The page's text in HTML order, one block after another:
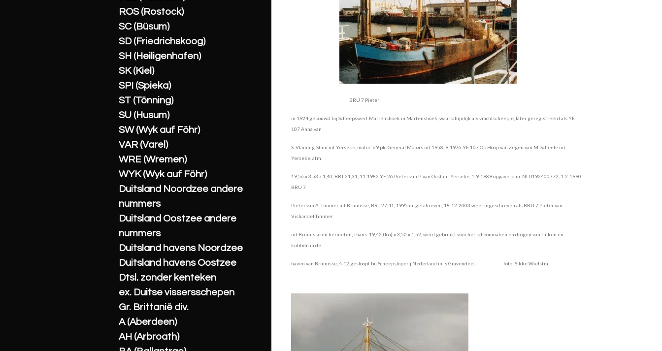
BRU 7 Pieter
in 1924 gebouwd bij Scheepswerf Martenshoek in Martenshoek, waarschijnlijk als vrachtscheepje, later geregistreerd als YE
107 Anna van
S. Vlaming-Stam uit Yerseke, motor: 69 pk. General Motors uit 1958, 9-1976 YE 107 Op Hoop van Zegen van M. Scheele uit
Yerseke, afm.
19,56 x 3,53 x 1,40, BRT 21,31, 11-1982 YE 26 Pieter van P. van Oost uit Yerseke, 1-9-1989 opgave id nr. NLD192400772, 1-2-1990
BRU 7
Pieter van A. Timmer uit Bruinisse, BRT 27,41, 1995 uitgeschreven, 18-12-2003 weer ingeschreven als BRU 7 Pieter van
Vishandel Timmer
uit Bruinisse en hermeten; thans 19,42 (loa) x 3,50 x 1,52, werd gebruikt voor het schoonmaken en drogen van fuiken en
kubben in de
haven van Bruinisse, 4-12 gesloopt bij Scheepsloperij Nederland in 's Gravendeel. foto: Sikke Wielstra
ROS (Rostock)
SC (Büsum)
SD (Friedrichskoog)
SH (Heiligenhafen)
SK (Kiel)
SPI (Spieka)
ST (Tönning)
SU (Husum)
SW (Wyk auf Föhr)
VAR (Varel)
WRE (Wremen)
WYK (Wyk auf Föhr)
Duitsland Noordzee andere
nummers
Duitsland Oostzee andere
nummers
Duitsland havens Noordzee
Duitsland havens Oostzee
Dtsl. zonder kenteken
ex. Duitse vissersschepen
Gr. Brittanië div.
A (Aberdeen)
AH (Arbroath)